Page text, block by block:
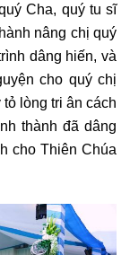
Cha, quý tu sĩ
nâng chị quý
dâng hiến, và
cho quý chị
lòng tri ân cách
thành đã dâng
cho Thiên Chúa